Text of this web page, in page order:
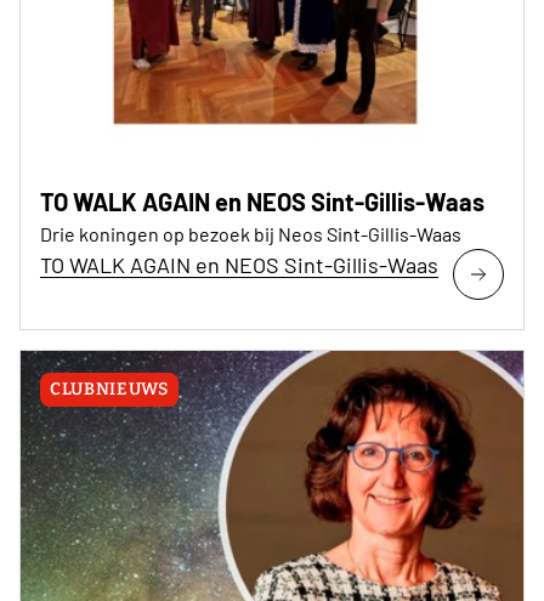
TO WALK AGAIN en NEOS Sint-Gillis-Waas
Drie koningen op bezoek bij Neos Sint-Gillis-Waas
TO WALK AGAIN en NEOS Sint-Gillis-Waas
CLUBNIEUWS